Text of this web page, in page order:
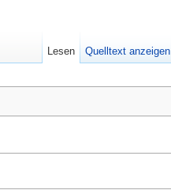
Lesen Quelltext anzeigen